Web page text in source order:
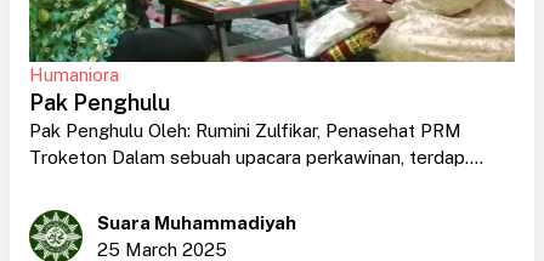
Humaniora
Pak Penghulu
Pak Penghulu Oleh: Rumini Zulfikar, Penasehat PRM
Troketon Dalam sebuah upacara perkawinan, terdap....
Suara Muhammadiyah
25 March 2025